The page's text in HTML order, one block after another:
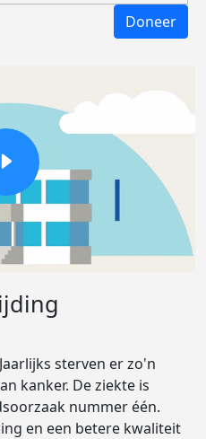
Doneer
sterven er zo'n
kanker. De ziekte is
nummer één.
en een betere kwaliteit